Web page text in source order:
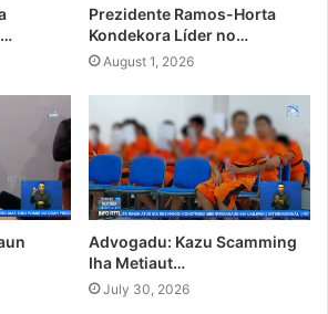
Prezidente Ramos-Horta
Kondekora Líder no…
August 1, 2026
Advogadu: Kazu Scamming
Iha Metiaut…
July 30, 2026